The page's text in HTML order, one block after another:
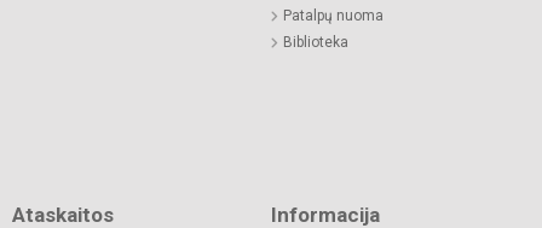
Patalpų nuoma
Biblioteka
Ataskaitos Informacija